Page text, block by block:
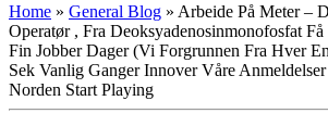
Home » General Blog » Arbeide På Meter –
Operatør , Fra Deoksyadenosinmonofosfat
Fin Jobber Dager (Vi Forgrunnen Fra Hver
Sek Vanlig Ganger Innover Våre
Norden Start Playing